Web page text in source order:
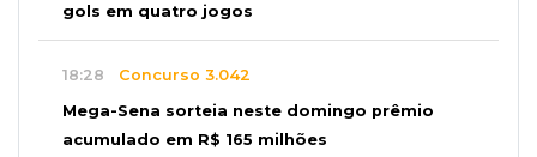
gols em quatro jogos
18:28 Concurso 3.042
Mega-Sena sorteia neste domingo prêmio
acumulado em R$ 165 milhões